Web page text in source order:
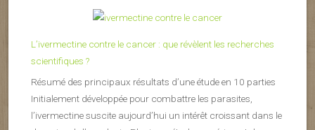
L’ivermectine contre le cancer : que révèlent les recherches
scientifiques ?
Résumé des principaux résultats d’une étude en 10 parties
Initialement développée pour combattre les parasites,
l’ivermectine suscite aujourd’hui un intérêt croissant dans le